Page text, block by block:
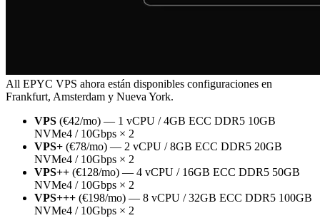
All EPYC VPS ahora están disponibles configuraciones en
Frankfurt, Amsterdam y Nueva York.
VPS (€42/mo) — 1 vCPU / 4GB ECC DDR5 10GB
NVMe4 / 10Gbps × 2
VPS+ (€78/mo) — 2 vCPU / 8GB ECC DDR5 20GB
NVMe4 / 10Gbps × 2
VPS++ (€128/mo) — 4 vCPU / 16GB ECC DDR5 50GB
NVMe4 / 10Gbps × 2
VPS+++ (€198/mo) — 8 vCPU / 32GB ECC DDR5 100GB
NVMe4 / 10Gbps × 2